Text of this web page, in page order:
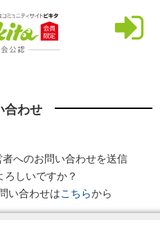
合わせ
へのお問い合わせを送信
ろしいですか？
い合わせはこちらから